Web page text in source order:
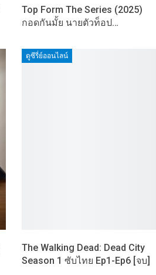
Top Form The Series (2025)
กอดกันมั้ย นายตัวท็อป…
ดูซีรี่ย์ออนไลน์
The Walking Dead: Dead City
Season 1 ซับไทย Ep1-Ep6 [จบ]